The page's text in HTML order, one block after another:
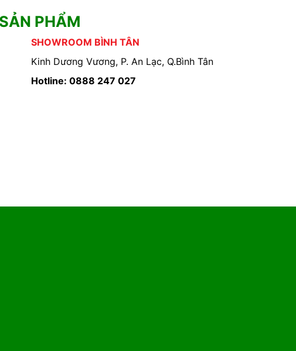
PHẨM
SHOWROOM BÌNH TÂN
Kinh Dương Vương, P. An Lạc, Q.Bình Tân
Hotline: 0888 247 027